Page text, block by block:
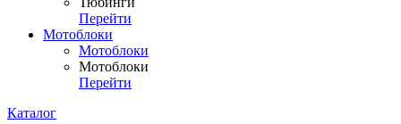
Перейти
Мотоблоки
Мотоблоки
Мотоблоки
Перейти
Каталог